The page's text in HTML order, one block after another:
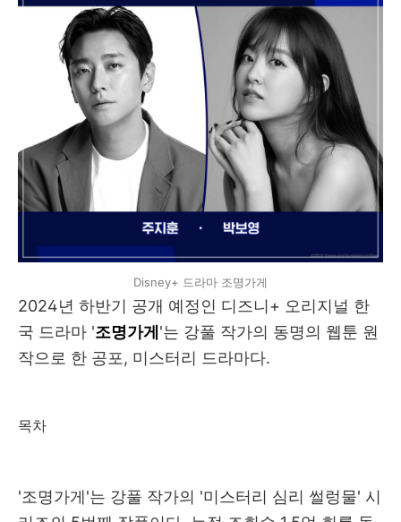
Disney+ 드라마 조명가게
2024년 하반기 공개 예정인 디즈니+ 오리지널 한
국 드라마 '조명가게 '는 강풀 작가의 동명의 웹툰 원
작으로 한 공포, 미스터리 드라마다.
목차
'조명가게'는 강풀 작가의 '미스터리 심리 썰렁물' 시